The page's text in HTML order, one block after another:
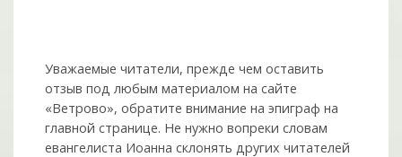
Уважаемые читатели, прежде чем оставить
отзыв под любым материалом на сайте
«Ветрово», обратите внимание на эпиграф на
главной странице. Не нужно вопреки словам
евангелиста Иоанна склонять других читателей